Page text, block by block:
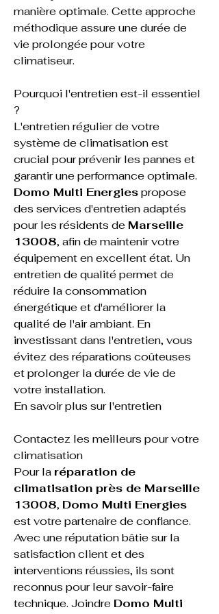
manière optimale. Cette approche
méthodique assure une durée de
vie prolongée pour votre
climatiseur.
Pourquoi l'entretien est-il essentiel
?
L'entretien régulier de votre
système de climatisation est
crucial pour prévenir les pannes et
garantir une performance optimale.
Domo Multi Energies propose
des services d'entretien adaptés
pour les résidents de Marseille
13008, afin de maintenir votre
équipement en excellent état. Un
entretien de qualité permet de
réduire la consommation
énergétique et d'améliorer la
qualité de l'air ambiant. En
investissant dans l'entretien, vous
évitez des réparations coûteuses
et prolonger la durée de vie de
votre installation.
En savoir plus sur l'entretien
Contactez les meilleurs pour votre
climatisation
Pour la réparation de
climatisation près de Marseille
13008, Domo Multi Energies
est votre partenaire de confiance.
Avec une réputation bâtie sur la
satisfaction client et des
interventions réussies, ils sont
reconnus pour leur savoir-faire
technique. Joindre Domo Multi